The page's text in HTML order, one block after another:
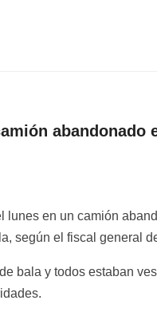
abandonado
lunes en un camión
según el fiscal general
bala y todos estaban